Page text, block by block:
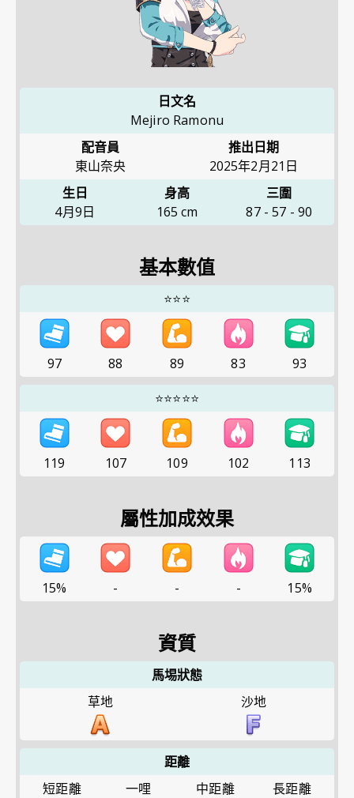
日文名
Mejiro Ramonu
配音員
東山奈央
推出日期
2025年2月21日
生日
4月9日
身高
165 cm
三圍
87-57 - 90
基本數值
⭐⭐⭐
97 88 89 83
93
⭐⭐⭐⭐⭐
119 107 109 102 113
屬性加成效果
15% - - - 15%
資質
馬埸狀態
草地
沙地
距離
短距離
一哩 中距離 長距離